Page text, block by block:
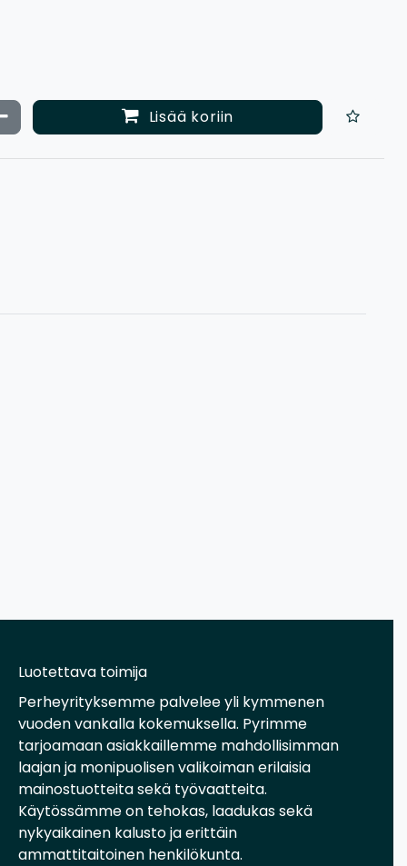
määräämäärää Lisää koriin
Luotettava toimija
Perheyrityksemme palvelee yli kymmenen
vuoden vankalla kokemuksella. Pyrimme
tarjoamaan asiakkaillemme mahdollisimman
laajan ja monipuolisen valikoiman erilaisia
mainostuotteita sekä työvaatteita.
Käytössämme on tehokas, laadukas sekä
nykyaikainen kalusto ja erittäin
ammattitaitoinen henkilökunta.